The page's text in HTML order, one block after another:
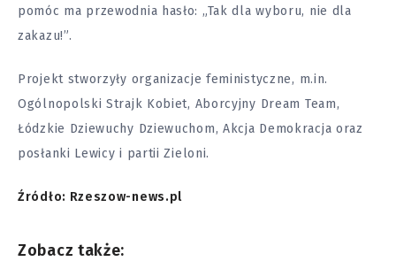
pomóc ma przewodnia hasło: „Tak dla wyboru, nie dla
zakazu!”.
Projekt stworzyły organizacje feministyczne, m.in.
Ogólnopolski Strajk Kobiet, Aborcyjny Dream Team,
Łódzkie Dziewuchy Dziewuchom, Akcja Demokracja oraz
posłanki Lewicy i partii Zieloni.
Źródło: Rzeszow-news.pl
Zobacz także: